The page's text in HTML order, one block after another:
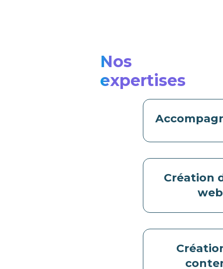
Nos
expertises
Création
web